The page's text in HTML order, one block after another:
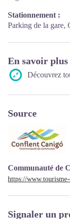
Stationnement :
Parking de la gare,
En savoir plus
Découvrez
Source
Communauté de
https://
Signaler un